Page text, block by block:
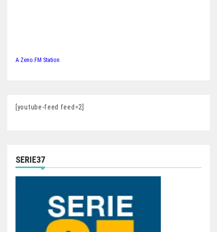
A Zeno.FM Station
[youtube-feed feed=2]
SERIE37